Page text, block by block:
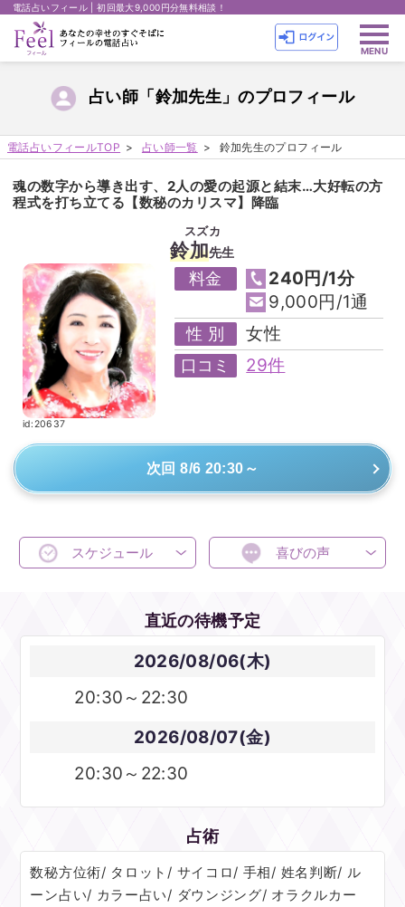
電話占いフィール | 初回最大9,000円分無料相談！
占い師「鈴加先生」のプロフィール
電話占いフィールTOP 占い師一覧 鈴加先生のプロフィール
魂の数字から導き出す、2人の愛の起源と結末…大好転の方
程式を打ち立てる【数秘のカリスマ】降臨
スズカ
鈴加先生
id:20637
料金
240円/1分
9,000円/1通
性 別 女性
口コミ 29件
次回 8/6 20:30～
スケジュール 喜びの声
直近の待機予定
2026/08/06(木)
20:30～22:30
2026/08/07(金)
20:30～22:30
占術
数秘方位術/ タロット/ サイコロ/ 手相/ 姓名判断/ ル
ーン占い/ カラー占い/ ダウンジング/ オラクルカー